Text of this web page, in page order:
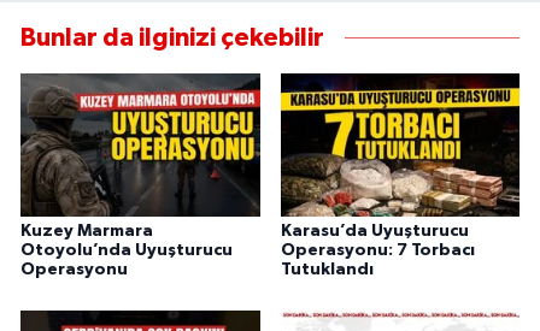
Bunlar da ilginizi çekebilir
Kuzey Marmara
Otoyolu’nda Uyuşturucu
Operasyonu
Karasu’da Uyuşturucu
Operasyonu: 7 Torbacı
Tutuklandı